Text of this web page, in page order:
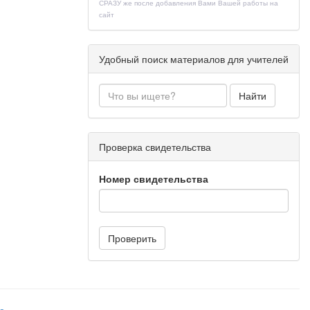
далее,
СРАЗУ же после добавления Вами Вашей работы на
сайт
Удобный поиск материалов для учителей
Найти
Проверка свидетельства
Номер свидетельства
Проверить